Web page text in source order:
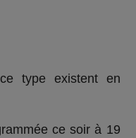
type existent en
ce soir à 19